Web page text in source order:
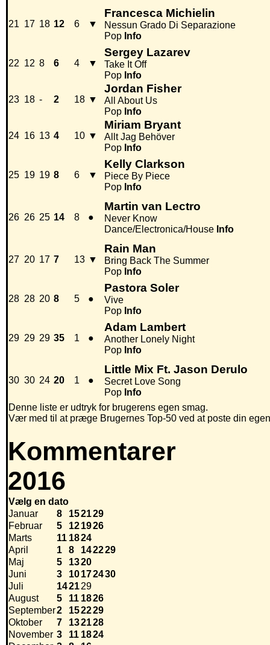
21 17 18 12 6 ▼
Francesca Michielin
Nessun Grado Di Separazione
Pop Info
22 12 8 6 4 ▼
Sergey Lazarev
Take It Off
Pop Info
23 18 - 2 18 ▼
Jordan Fisher
All About Us
Pop Info
24 16 13 4 10 ▼
Miriam Bryant
Allt Jag Behöver
Pop Info
25 19 19 8 6 ▼
Kelly Clarkson
Piece By Piece
Pop Info
26 26 25 14 8 ●
Martin van Lectro
Never Know
Dance/Electronica/House Info
27 20 17 7 13 ▼
Rain Man
Bring Back The Summer
Pop Info
28 28 20 8 5 ●
Pastora Soler
Vive
Pop Info
29 29 29 35 1 ●
Adam Lambert
Another Lonely Night
Pop Info
30 30 24 20 1 ●
Little Mix Ft. Jason Derulo
Secret Love Song
Pop Info
Denne liste er udtryk for brugerens egen smag.
Vær med til at præge Brugernes Top-50 ved at poste din
Kommentarer
2016
Vælg en dato
Januar
8 152129
Februar
5 121926
Marts
11 1824
April
1 8 142229
Maj
5 1320
Juni
3 10172430
Juli
142129
August
5 11 1826
September2 152229
Oktober
7 132128
November 3 11 1824